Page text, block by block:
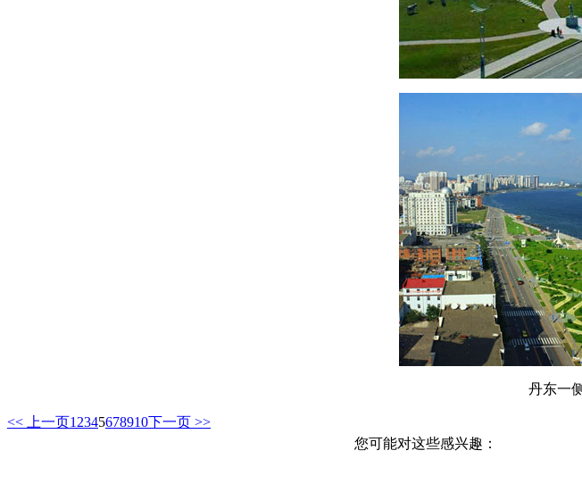
丹东一
<< 上一页1 2345678910下一页 >>
您可能对这些感兴趣：